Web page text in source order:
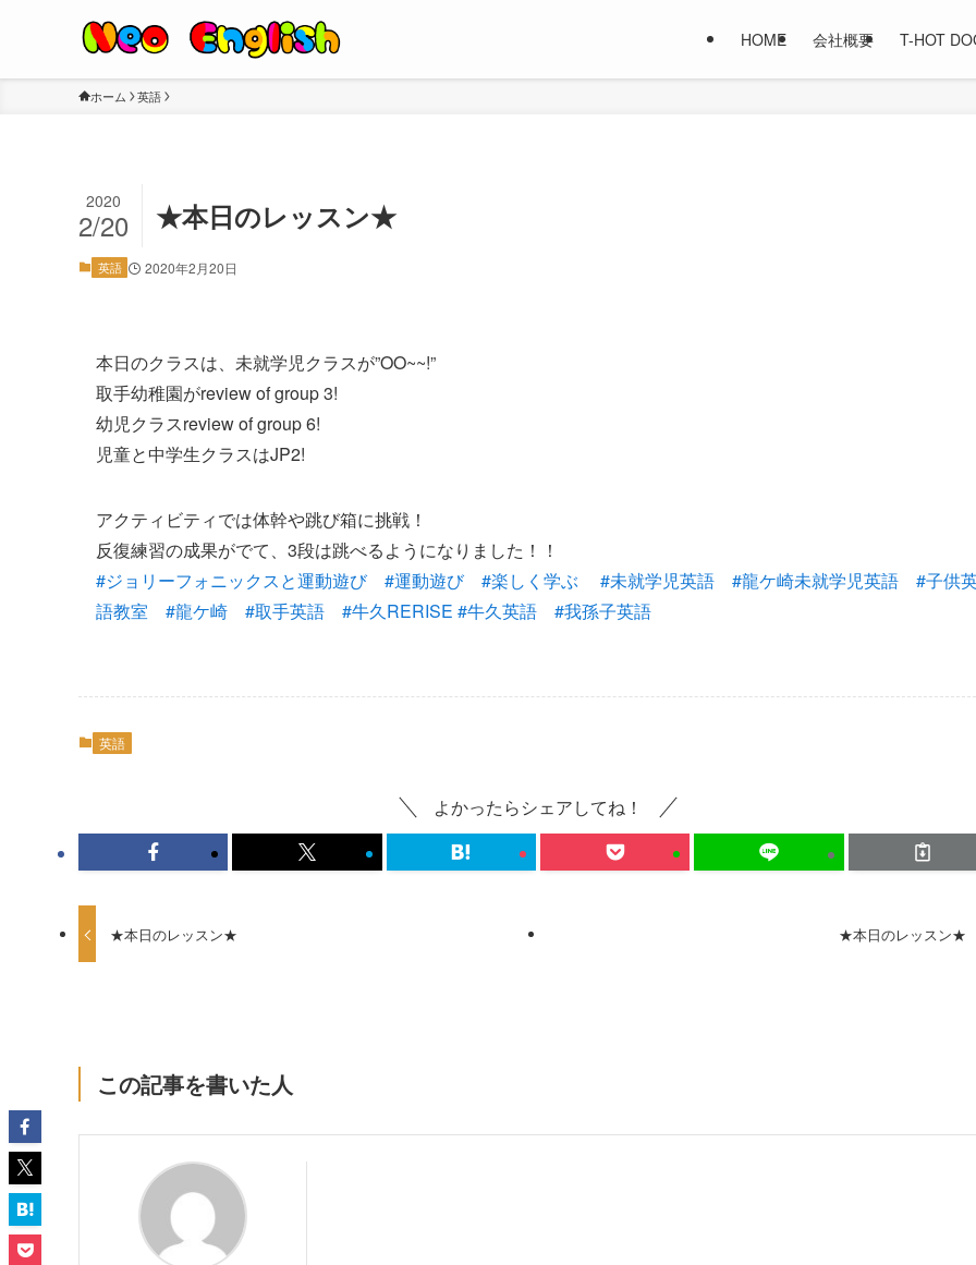
HOME 会社概要 T-HOT
ホーム 英語
★本日のレッスン★
2020
2/20
英語 2020年2月20日
本日のクラスは、未就学児クラスが”OO~~!”
取手幼稚園がreview of group 3!
幼児クラスreview of group 6!
児童と中学生クラスはJP2!
アクティビティでは体幹や跳び箱に挑戦！
反復練習の成果がでて、3段は跳べるようになりました！！
#ジョリーフォニックスと運動遊び #運動遊び #楽しく学ぶ #未就学児英語 #龍ケ崎未就学児英語 #子供
語教室
#龍ケ崎 #取手英語 #牛久RERISE #牛久英語 #我孫子英語
英語
よかったらシェアしてね！
★本日のレッスン★ ★本日のレッスン★
この記事を書いた人